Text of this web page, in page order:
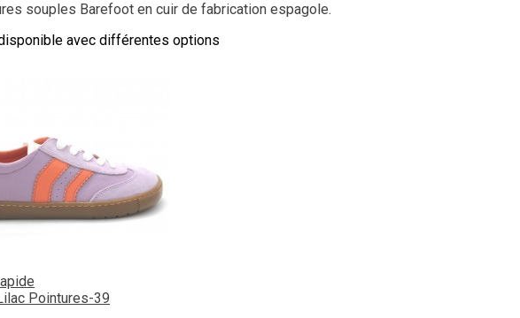
souples Barefoot en cuir de fabrication espagole.
avec différentes options
Pointures-39